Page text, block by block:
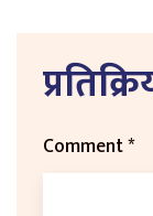
Comment*